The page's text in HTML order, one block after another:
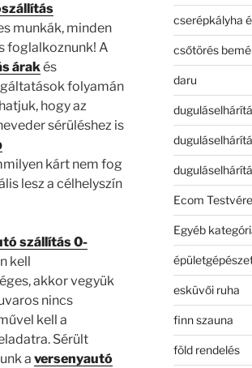
munkák, minden
foglalkoznunk! A
árakés
folyamán
hogy az
sérüléshez is
kárt nem fog
lesz a célhelyszín
szállítás 0-
kell
akkor vegyük
nincs
kell a
Sérült
a versenyautó
cserépkályha
csőtörés
daru
Ecom
Egyéb
esküvői ruha
finn szauna
föld rendelés